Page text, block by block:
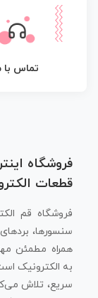
تماس با
فروشگاه
قطعات
فروشگاه قم
سنسورها،
همراه مطمئن
به الکترونیک
سریع، تلاش